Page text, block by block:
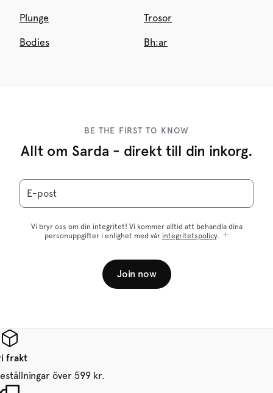
Plunge Trosor
Bodies Bh:ar
BE THE FIRST TO KNOW
Allt om Sarda - direkt till din inkorg.
E-post
Vi bryr oss om din integritet! Vi kommer alltid att behandla dina
personuppgifter i enlighet med vår integritetspolicy.
Join now
frakt
över 599 kr.